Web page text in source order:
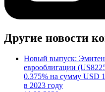
Другие новости
Новый выпуск:
еврооблигации
0.375% на сумму USD
в 2023 году